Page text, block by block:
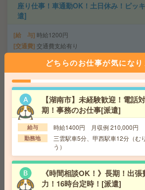
座り仕事！車通勤OK！土日休み！ピッ
遣]
給 与 時給1200円
交通費 交通費支給有り
＼高時給1450円×車通勤OK！／入力メ
干＊50代活躍中[派遣]
給 与 時給1450円＋交
交通費 ◆交通費支給※当社規定あり
勤務地 山陽電鉄網干線 山陽網干駅 車10分
＼来社不要／単発1日OK＊お菓子の仕
給 与 時給1,300円～1,625円
どちらのお仕事が気になり
【湖南市】未経験歓迎！電話
期！事務のお仕事[派遣]
給与 時給1400円 月収例 210,000円
勤務地
三雲駅車5分、甲西駅車12分（む
う）
《時間相談OK！》長期！出
力！16時台定時！[派遣]